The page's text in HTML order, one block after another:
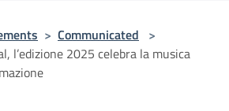
> Communicated >
l’edizione 2025 celebra la musica